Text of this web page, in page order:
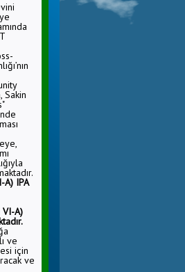
Sakin
IPA
A)
ve
için
ve